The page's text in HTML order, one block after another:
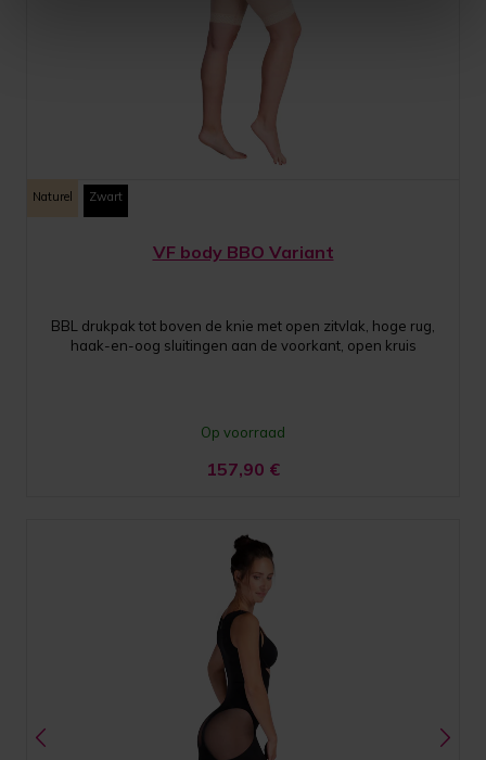
Naturel Zwart
VF body BBO Variant
BBL drukpak tot boven de knie met open zitvlak, hoge rug,
haak-en-oog sluitingen aan de voorkant, open kruis
Op voorraad
157,90 €